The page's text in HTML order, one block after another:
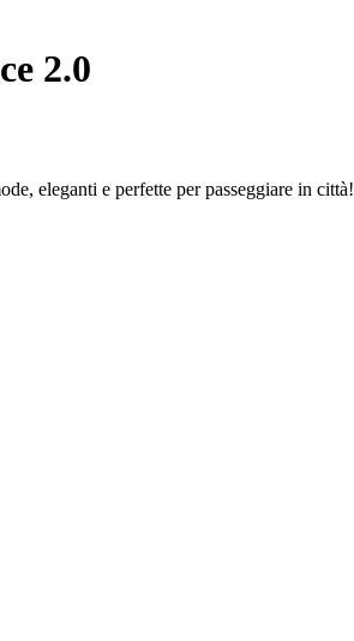
2.0
eleganti e perfette per passeggiare in città!